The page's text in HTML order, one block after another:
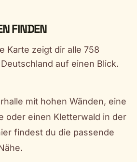
FINDEN
Karte zeigt dir alle 758
auf einen Blick.
mit hohen Wänden, eine
oder einen Kletterwald in der
findest du die passende